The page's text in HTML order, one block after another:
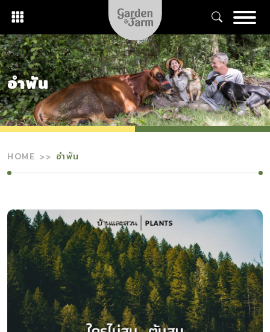
content
อำพัน
HOME อำพัน